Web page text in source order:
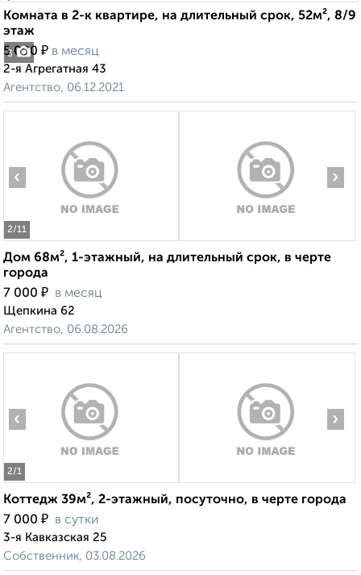
3
Комната в 2-к квартире, на длительный срок, 52м², 8/9
этаж
5 000 ₽ в месяц
2-я Агрегатная 43
Агентство, 06.12.2021
2/11
‹ ›
Дом 68м², 1-этажный, на длительный срок, в черте
города
7 000 ₽ в месяц
Щепкина 62
Агентство, 06.08.2026
2/1
‹ ›
Коттедж 39м², 2-этажный, посуточно, в черте города
7 000 ₽ в сутки
3-я Кавказская 25
Собственник, 03.08.2026